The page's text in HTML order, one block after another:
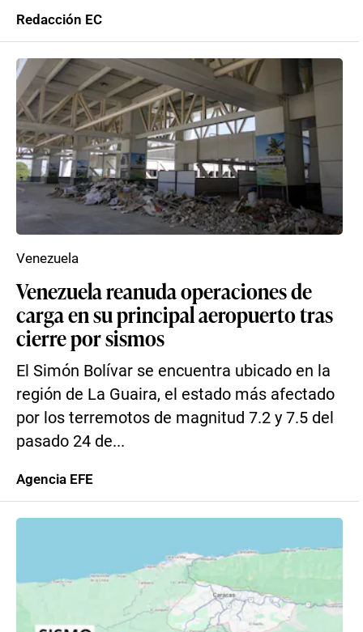
Redacción EC
Venezuela reanuda operaciones de
carga en su principal aeropuerto tras
cierre por sismos
El Simón Bolívar se encuentra ubicado en la
región de La Guaira, el estado más afectado
por los terremotos de magnitud 7.2 y 7.5 del
pasado 24 de...
Venezuela
Agencia EFE